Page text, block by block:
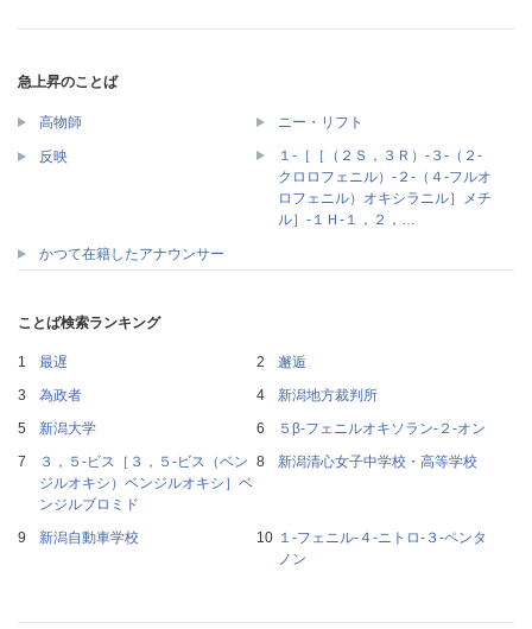
急上昇のことば
高物師 ニー・リフト
反映
１‐［［（２Ｓ，３Ｒ）‐３‐（２‐
クロロフェニル）‐２‐（４‐フルオ
ロフェニル）オキシラニル］メチ
ル］‐１Ｈ‐１，２，…
かつて在籍したアナウンサー
ことば検索ランキング
最遅
邂逅
為政者
新潟地方裁判所
新潟大学
５β‐フェニルオキソラン‐２‐オン
３，５‐ビス［３，５‐ビス（ベン
ジルオキシ）ベンジルオキシ］ベ
ンジルブロミド
新潟清心女子中学校・高等学校
新潟自動車学校
１‐フェニル‐４‐ニトロ‐３‐ペンタ
ノン